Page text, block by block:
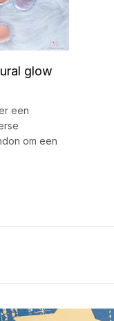
glow
een
om een